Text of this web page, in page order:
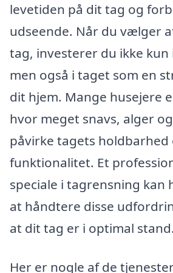
levetiden på dit tag og
udseende. Når du vælger
tag, investerer du ikke
men også i taget som en
dit hjem. Mange husejere
hvor meget snavs, alger
påvirke tagets holdbarhed
funktionalitet. Et
speciale i tagrensning kan
at håndtere disse
at dit tag er i optimal stand.
Her er nogle af de